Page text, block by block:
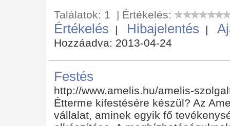
Találatok: 1 | Értékelés:
Értékelés | Hibajelentés |
Hozzáadva: 2013-04-24
Festés
http://www.amelis.hu/amelis-
Étterme kifestésére készül? Az
vállalat, aminek egyik fő